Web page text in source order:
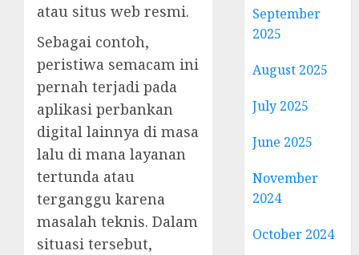
atau situs web resmi.
Sebagai contoh,
peristiwa semacam ini
pernah terjadi pada
aplikasi perbankan
digital lainnya di masa
lalu di mana layanan
tertunda atau
terganggu karena
masalah teknis. Dalam
situasi tersebut,
September
2025
August 2025
July 2025
June 2025
November
2024
October 2024